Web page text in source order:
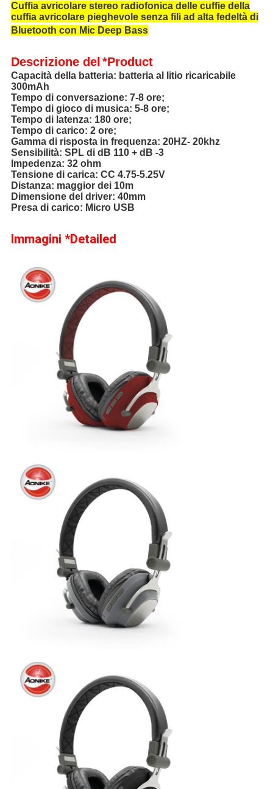
Cuffia avricolare stereo radiofonica delle cuffie della
cuffia avricolare pieghevole senza fili ad alta fedeltà di
Bluetooth con Mic Deep Bass
Descrizionedel *Product
Capacità della batteria: batteria al litio ricaricabile
300mAh
Tempo di conversazione: 7-8 ore;
Tempo di gioco di musica: 5-8 ore;
Tempo di latenza: 180 ore;
Tempo di carico: 2 ore;
Gamma di risposta in frequenza: 20HZ- 20khz
Sensibilità: SPL di dB 110 + dB -3
Impedenza: 32 ohm
Tensione di carica: CC 4.75-5.25V
Distanza: maggior dei 10m
Dimensione del driver: 40mm
Presa di carico: Micro USB
Immagini *Detailed